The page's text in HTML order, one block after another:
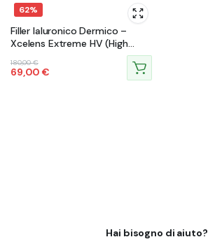
62%
Filler Ialuronico Dermico –
Xcelens Extreme HV (High
180,00€
Il
prezzo
69,00€
Il
prezzo
Hai bisogno di aiuto?